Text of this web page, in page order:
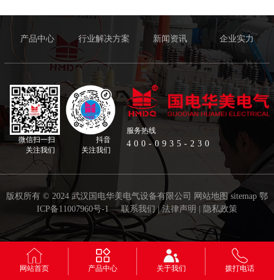
产品中心 行业解决方案 新闻资讯 企业实力
微信扫一扫
关注我们
抖音
关注我们
服务热线
400-0935-230
版权所有 © 2024 武汉国电华美电气设备有限公司 网站地图 sitemap 鄂
ICP备11007960号-1
联系我们|法律声明 隐私政策
网站首页 产品中心 关于我们 拨打电话
网站统计